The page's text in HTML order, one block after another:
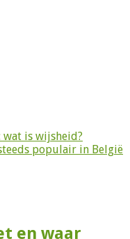
wat is wijsheid?
populair in België
en waar